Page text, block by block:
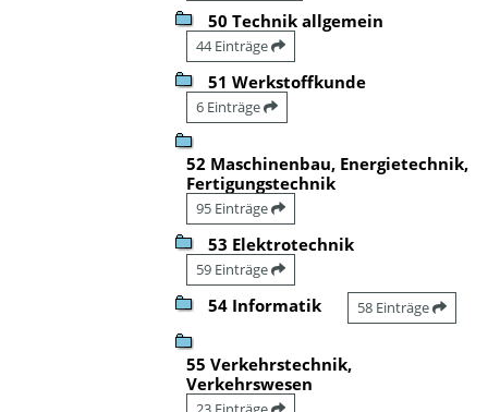
50 Technik allgemein
44 Einträge
51 Werkstoffkunde
6 Einträge
52 Maschinenbau, Energietechnik,
Fertigungstechnik
95 Einträge
53 Elektrotechnik
59 Einträge
54 Informatik 58 Einträge
55 Verkehrstechnik,
Verkehrswesen